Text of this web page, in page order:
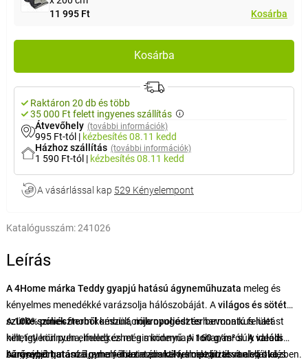
11 995 Ft
Kosárba
Kosárba
Raktáron 20 db és több
35 000 Ft felett ingyenes szállítás
Átvevőhely (további információk)
995 Ft-tól | kézbesítés08.11 kedd
Házhoz szállítás (további információk)
1 590 Ft-tól | kézbesítés08.11 kedd
A vásárlással kap 529 Kényelempont
Katalógusszám:241026
Leírás
A 4Home márka Teddy gyapjú hatású ágyneműhuzata meleg és
kényelmes menedékké varázsolja hálószobáját. Avilágos és sötét
szürke színekfinom kombinációja nyugodt és harmonikus hatást
kelt, így könnyen elfeledkezhet a mindennapi rohanásról.A valódi
báránybőrtutánzó puha felület azonnal felmelegíti és meleg ölelés
A100% poliészterbőlkészült,mikropoliészterbevonatú felület
hihetetlenül puha, meleg és mégis könnyű. A160 g/m²súly ideális
sűrűséget garantál, amely maximális kényelmet biztosít alvás közben.
Az gyapjú hatású ágyneműhuzat praktikuscipzárralvan ellátva,